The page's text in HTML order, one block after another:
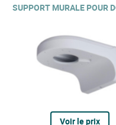
SUPPORT MURALE POUR
Voir le prix